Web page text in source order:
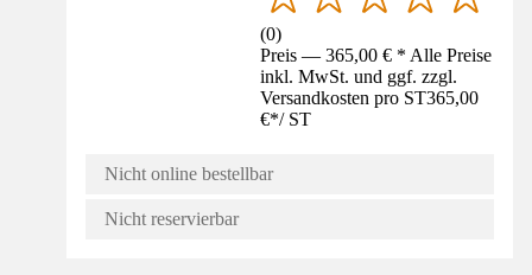
(0)
Preis — 365,00 € * Alle Preise
inkl. MwSt. und ggf. zzgl.
Versandkosten pro ST365,00
€*/ ST
Nicht online bestellbar
Nicht reservierbar